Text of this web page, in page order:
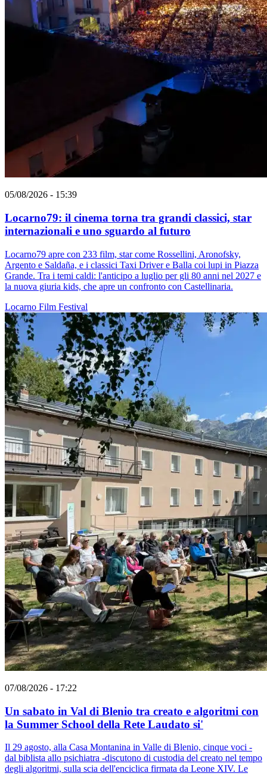
05/08/2026 - 15:39
Locarno79: il cinema torna tra grandi classici, star
internazionali e uno sguardo al futuro
Locarno79 apre con 233 film, star come Rossellini, Aronofsky,
Argento e Saldaña, e i classici Taxi Driver e Balla coi lupi in Piazza
Grande. Tra i temi caldi: l'anticipo a luglio per gli 80 anni nel 2027 e
la nuova giuria kids, che apre un confronto con Castellinaria.
Locarno Film Festival
07/08/2026 - 17:22
Un sabato in Val di Blenio tra creato e algoritmi con
la Summer School della Rete Laudato si'
Il 29 agosto, alla Casa Montanina in Valle di Blenio, cinque voci -
dal biblista allo psichiatra -discutono di custodia del creato nel tempo
degli algoritmi, sulla scia dell'enciclica firmata da Leone XIV. Le